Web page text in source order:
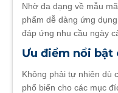
Nhờ đa dạng về mẫu
phẩm dễ dàng ứng
đáp ứng nhu cầu ngày
Ưu điểm nổi bật
Không phải tự nhiên dù
phổ biến cho các mục